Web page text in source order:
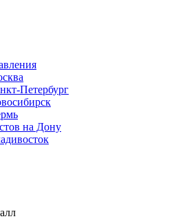
Петербург
на Дону